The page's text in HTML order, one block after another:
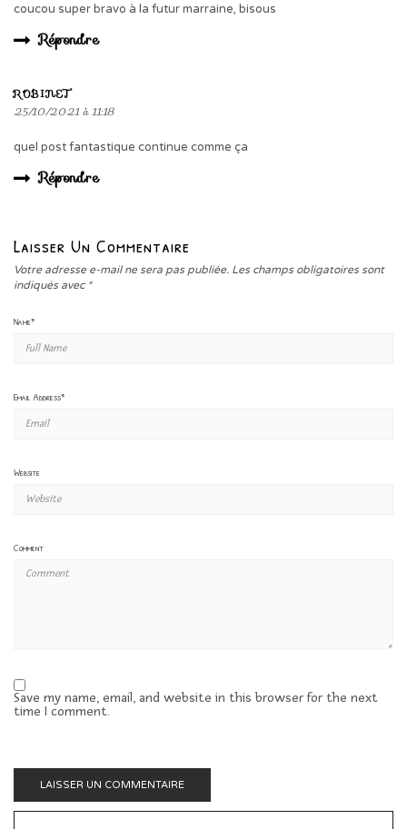
coucou super bravo à la futur marraine, bisous
Répondre
ROBINET
25/10/2021 à 11:18
quel post fantastique continue comme ça
Répondre
Laisser Un Commentaire
Votre adresse e-mail ne sera pas publiée. Les champs obligatoires sont
indiqués avec *
Name*
Email Address*
Website
Comment
Save my name, email, and website in this browser for the next
time I comment.